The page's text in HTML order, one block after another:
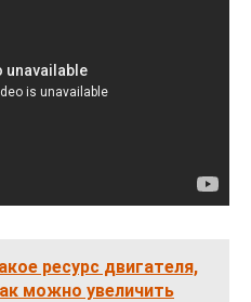
ресурс двигателя,
можно увеличить